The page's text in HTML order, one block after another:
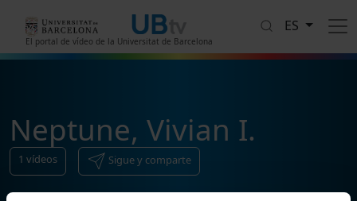
El portal de vídeo de la Universitat de Barcelona
ES
Neptune, Vivian I.
1 vídeos Sigue y comparte